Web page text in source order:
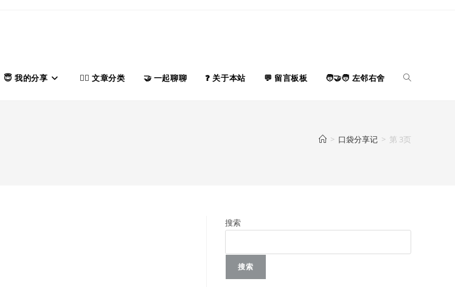
我的分享 文章分类 一起聊聊 关于本站 留言板板 左邻右舍 Toggle
> 口袋分享记 > 第 3页
搜索
搜索